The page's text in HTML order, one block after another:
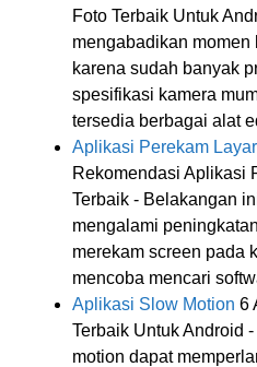
Foto Terbaik Untuk
mengabadikan momen
karena sudah banyak
spesifikasi kamera
tersedia berbagai alat
Aplikasi Perekam
Rekomendasi Aplikasi
Terbaik - Belakangan
mengalami
merekam screen pada
mencoba mencari
Aplikasi Slow Motion 6
Terbaik Untuk Android
motion dapat